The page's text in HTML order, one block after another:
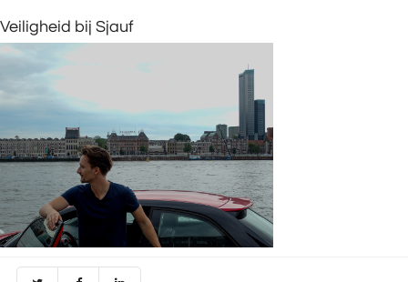
Veiligheid bij Sjauf